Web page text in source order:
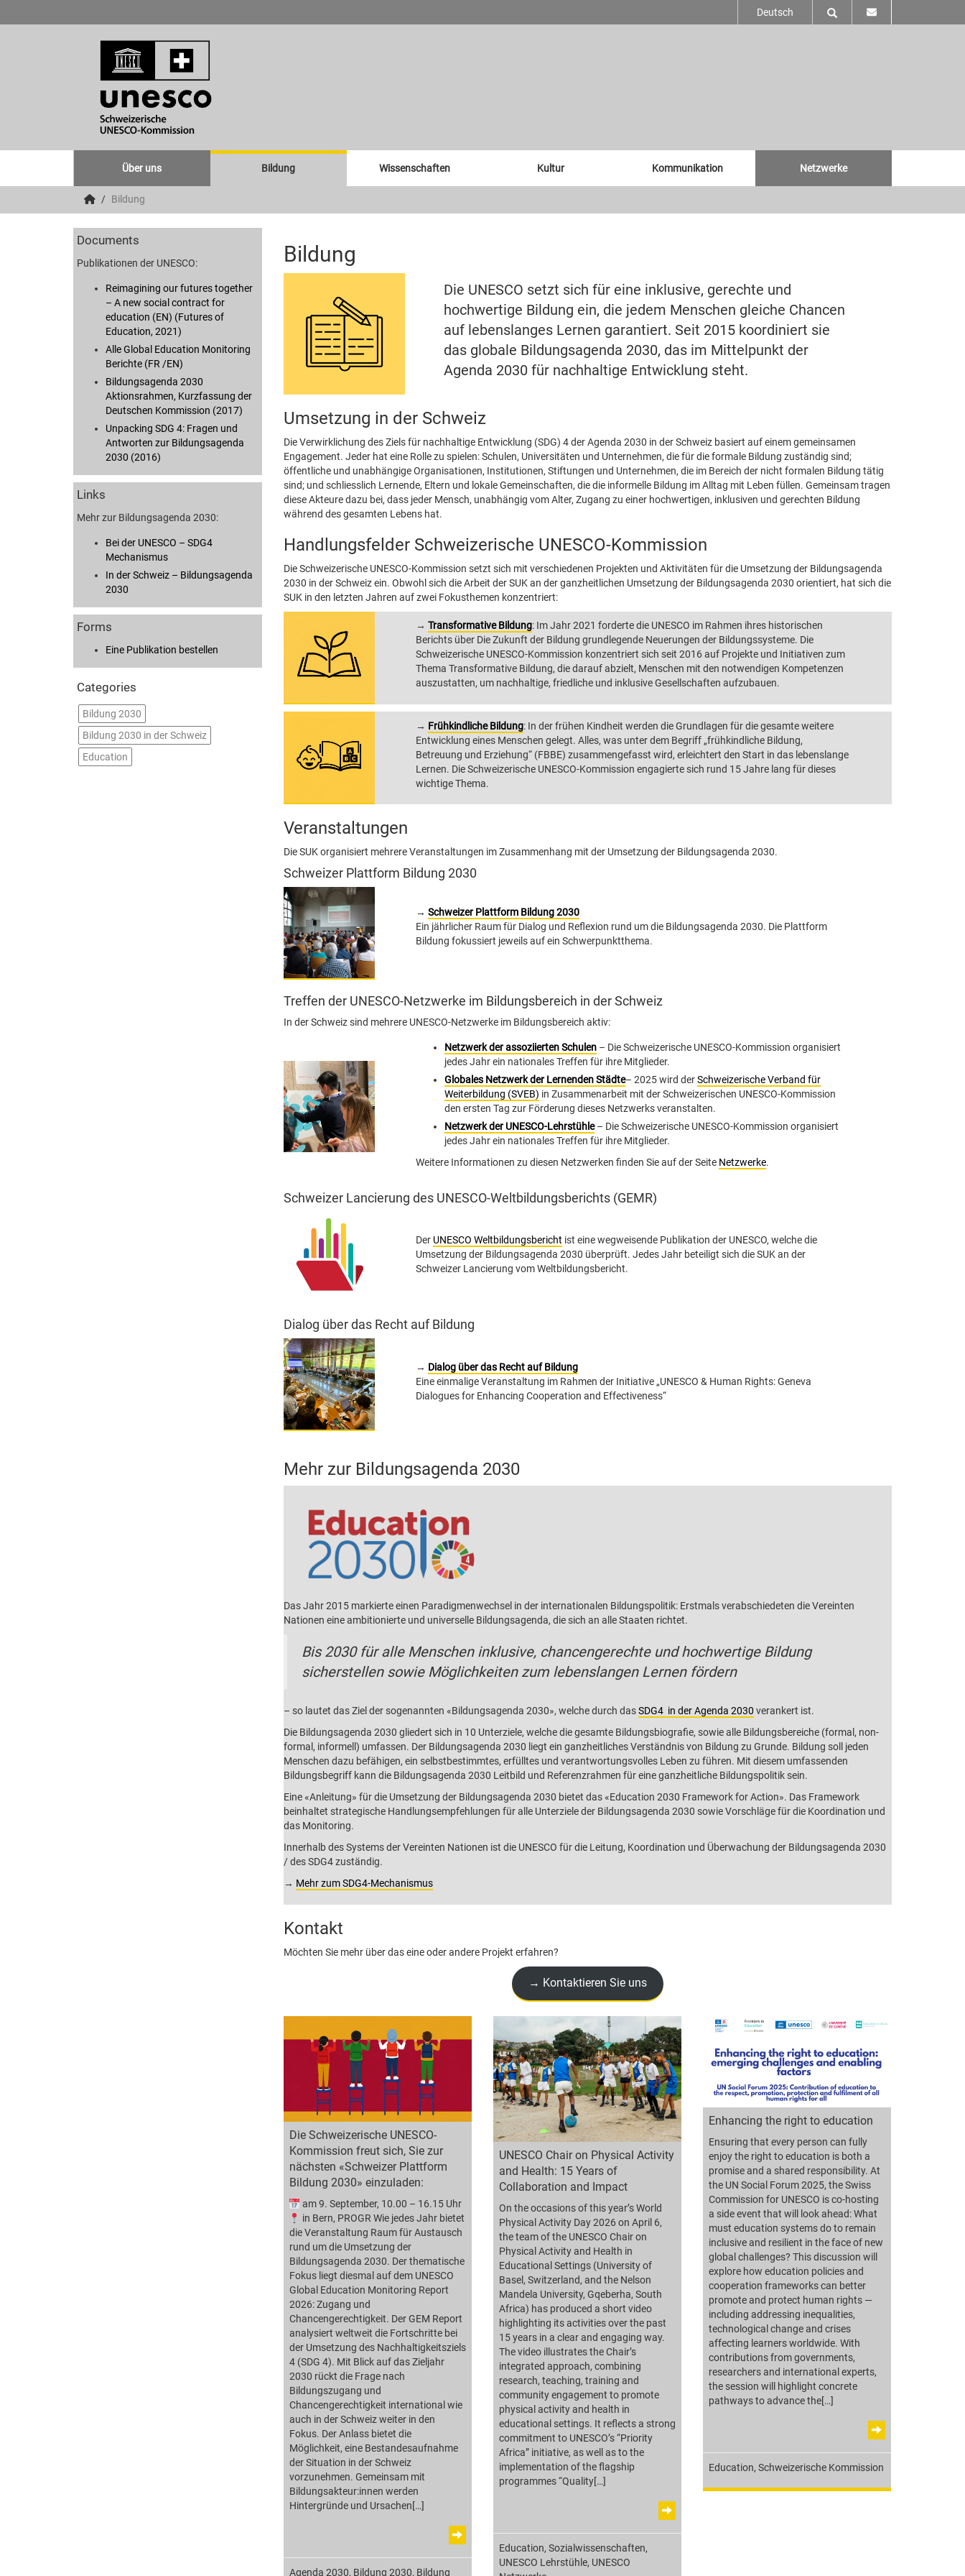
Deutsch
Über uns Bildung Wissenschaften Kultur Kommunikation Netzwerke
Bildung
Bildung
Die UNESCO setzt sich für eine inklusive, gerechte und
hochwertige Bildung ein, die jedem Menschen gleiche Chancen
auf lebenslanges Lernen garantiert. Seit 2015 koordiniert sie
das globale Bildungsagenda 2030, das im Mittelpunkt der
Agenda 2030 für nachhaltige Entwicklung steht.
Umsetzung in der Schweiz
Die Verwirklichung des Ziels für nachhaltige Entwicklung (SDG) 4 der Agenda 2030 in der Schweiz basiert auf einem gemeinsamen
Engagement. Jeder hat eine Rolle zu spielen: Schulen, Universitäten und Unternehmen, die für die formale Bildung zuständig sind;
öffentliche und unabhängige Organisationen, Institutionen, Stiftungen und Unternehmen, die im Bereich der nicht formalen Bildung tätig
sind; und schliesslich Lernende, Eltern und lokale Gemeinschaften, die die informelle Bildung im Alltag mit Leben füllen. Gemeinsam tragen
diese Akteure dazu bei, dass jeder Mensch, unabhängig vom Alter, Zugang zu einer hochwertigen, inklusiven und gerechten Bildung
während des gesamten Lebens hat.
Handlungsfelder Schweizerische UNESCO-Kommission
Die Schweizerische UNESCO-Kommission setzt sich mit verschiedenen Projekten und Aktivitäten für die Umsetzung der Bildungsagenda
2030 in der Schweiz ein. Obwohl sich die Arbeit der SUK an der ganzheitlichen Umsetzung der Bildungsagenda 2030 orientiert, hat sich die
SUK in den letzten Jahren auf zwei Fokusthemen konzentriert:
→Transformative Bildung: Im Jahr 2021 forderte die UNESCO im Rahmen ihres historischen
Berichts über Die Zukunft der Bildung grundlegende Neuerungen der Bildungssysteme. Die
Schweizerische UNESCO-Kommission konzentriert sich seit 2016 auf Projekte und Initiativen zum
Thema Transformative Bildung, die darauf abzielt, Menschen mit den notwendigen Kompetenzen
auszustatten, um nachhaltige, friedliche und inklusive Gesellschaften aufzubauen.
→ Frühkindliche Bildung: In der frühen Kindheit werden die Grundlagen für die gesamte weitere
Entwicklung eines Menschen gelegt. Alles, was unter dem Begriff „frühkindliche Bildung,
Betreuung und Erziehung“ (FBBE) zusammengefasst wird, erleichtert den Start in das lebenslange
Lernen. Die Schweizerische UNESCO-Kommission engagierte sich rund 15 Jahre lang für dieses
wichtige Thema.
Veranstaltungen
Die SUK organisiert mehrere Veranstaltungen im Zusammenhang mit der Umsetzung der Bildungsagenda 2030.
Schweizer Plattform Bildung 2030
→ Schweizer Plattform Bildung 2030
Ein jährlicher Raum für Dialog und Reflexion rund um die Bildungsagenda 2030. Die Plattform
Bildung fokussiert jeweils auf ein Schwerpunktthema.
Treffen der UNESCO-Netzwerke im Bildungsbereich in der Schweiz
In der Schweiz sind mehrere UNESCO-Netzwerke im Bildungsbereich aktiv:
Netzwerk der assoziierten Schulen – Die Schweizerische UNESCO-Kommission organisiert
jedes Jahr ein nationales Treffen für ihre Mitglieder.
Globales Netzwerk der Lernenden Städte– 2025 wird derSchweizerische Verband für
Weiterbildung (SVEB) in Zusammenarbeit mit der Schweizerischen UNESCO-Kommission
den ersten Tag zur Förderung dieses Netzwerks veranstalten.
Netzwerk der UNESCO-Lehrstühle– Die Schweizerische UNESCO-Kommission organisiert
jedes Jahr ein nationales Treffen für ihre Mitglieder.
Weitere Informationen zu diesen Netzwerken finden Sie auf der Seite Netzwerke.
Schweizer Lancierung des UNESCO-Weltbildungsberichts (GEMR)
Der UNESCO Weltbildungsbericht ist eine wegweisende Publikation der UNESCO, welche die
Umsetzung der Bildungsagenda 2030 überprüft. Jedes Jahr beteiligt sich die SUK an der
Schweizer Lancierung vom Weltbildungsbericht.
Dialog über das Recht auf Bildung
→ Dialog über das Recht auf Bildung
Eine einmalige Veranstaltung im Rahmen der Initiative „UNESCO & Human Rights: Geneva
Dialogues for Enhancing Cooperation and Effectiveness“
Mehr zur Bildungsagenda 2030
Das Jahr 2015 markierte einen Paradigmenwechsel in der internationalen Bildungspolitik: Erstmals verabschiedeten die Vereinten
Nationen eine ambitionierte und universelle Bildungsagenda, die sich an alle Staaten richtet.
Bis 2030 für alle Menschen inklusive, chancengerechte und hochwertige Bildung
sicherstellen sowie Möglichkeiten zum lebenslangen Lernen fördern
– so lautet das Ziel der sogenannten «Bildungsagenda 2030», welche durch dasSDG4 in der Agenda 2030 verankert ist.
Die Bildungsagenda 2030 gliedert sich in 10 Unterziele, welche die gesamte Bildungsbiografie, sowie alle Bildungsbereiche (formal, non-
formal, informell) umfassen. Der Bildungsagenda 2030 liegt ein ganzheitliches Verständnis von Bildung zu Grunde. Bildung soll jeden
Menschen dazu befähigen, ein selbstbestimmtes, erfülltes und verantwortungsvolles Leben zu führen. Mit diesem umfassenden
Bildungsbegriff kann die Bildungsagenda 2030 Leitbild und Referenzrahmen für eine ganzheitliche Bildungspolitik sein.
Eine «Anleitung» für die Umsetzung der Bildungsagenda 2030 bietet das «Education 2030 Framework for Action». Das Framework
beinhaltet strategische Handlungsempfehlungen für alle Unterziele der Bildungsagenda 2030 sowie Vorschläge für die Koordination und
das Monitoring.
Innerhalb des Systems der Vereinten Nationen ist die UNESCO für die Leitung, Koordination und Überwachung der Bildungsagenda 2030
/ des SDG4 zuständig.
→ Mehr zum SDG4-Mechanismus
Kontakt
Möchten Sie mehr über das eine oder andere Projekt erfahren?
→ Kontaktieren Sie uns
Die Schweizerische UNESCO-
Kommission freut sich, Sie zur
nächsten «Schweizer Plattform
Bildung 2030» einzuladen:
am 9. September, 10.00 – 16.15 Uhr
in Bern, PROGR Wie jedes Jahr bietet
die Veranstaltung Raum für Austausch
rund um die Umsetzung der
Bildungsagenda 2030. Der thematische
Fokus liegt diesmal auf dem UNESCO
Global Education Monitoring Report
2026: Zugang und
Chancengerechtigkeit. Der GEM Report
analysiert weltweit die Fortschritte bei
der Umsetzung des Nachhaltigkeitsziels
4 (SDG 4). Mit Blick auf das Zieljahr
2030 rückt die Frage nach
Bildungszugang und
Chancengerechtigkeit international wie
auch in der Schweiz weiter in den
Fokus. Der Anlass bietet die
Möglichkeit, eine Bestandesaufnahme
der Situation in der Schweiz
vorzunehmen. Gemeinsam mit
Bildungsakteur:innen werden
Hintergründe und Ursachen[…]
Agenda 2030, Bildung 2030, Bildung
UNESCO Chair on Physical Activity
and Health: 15 Years of
Collaboration and Impact
On the occasions of this year’s World
Physical Activity Day 2026 on April 6,
the team of the UNESCO Chair on
Physical Activity and Health in
Educational Settings (University of
Basel, Switzerland, and the Nelson
Mandela University, Gqeberha, South
Africa) has produced a short video
highlighting its activities over the past
15 years in a clear and engaging way.
The video illustrates the Chair’s
integrated approach, combining
research, teaching, training and
community engagement to promote
physical activity and health in
educational settings. It reflects a strong
commitment to UNESCO’s “Priority
Africa” initiative, as well as to the
implementation of the flagship
programmes “Quality[…]
Education, Sozialwissenschaften,
UNESCO Lehrstühle, UNESCO
Enhancing the right to education
Ensuring that every person can fully
enjoy the right to education is both a
promise and a shared responsibility. At
the UN Social Forum 2025, the Swiss
Commission for UNESCO is co-hosting
a side event that will look ahead: What
must education systems do to remain
inclusive and resilient in the face of new
global challenges? This discussion will
explore how education policies and
cooperation frameworks can better
promote and protect human rights —
including addressing inequalities,
technological change and crises
affecting learners worldwide. With
contributions from governments,
researchers and international experts,
the session will highlight concrete
pathways to advance the[…]
Education, Schweizerische Kommission
Documents
Publikationen der UNESCO:
Reimagining our futures together
– A new social contract for
education (EN) (Futures of
Education, 2021)
Alle Global Education Monitoring
Berichte (FR /EN)
Bildungsagenda 2030
Aktionsrahmen, Kurzfassung der
Deutschen Kommission (2017)
Unpacking SDG 4: Fragen und
Antworten zur Bildungsagenda
2030 (2016)
Links
Mehr zur Bildungsagenda 2030:
Bei der UNESCO – SDG4
Mechanismus
In der Schweiz – Bildungsagenda
2030
Forms
Eine Publikation bestellen
Categories
Bildung 2030
Bildung 2030 in der Schweiz
Education